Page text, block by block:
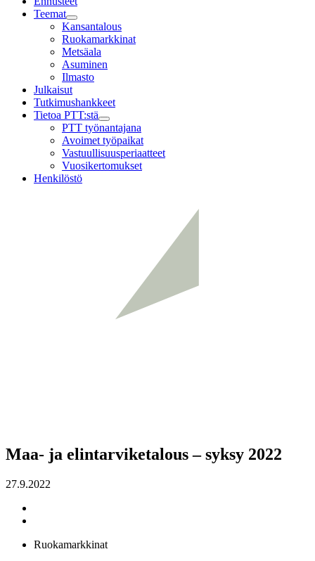
Teemat
Child
menu
Kansantalous
Ruokamarkkinat
Metsäala
Asuminen
Ilmasto
Julkaisut
Tutkimushankkeet
Tietoa PTT:stä
Child
menu
PTT työnantajana
Avoimet työpaikat
Vastuullisuusperiaatteet
Vuosikertomukset
Henkilöstö
Maa- ja elintarviketalous – syksy 2022
27.9.2022
Ruokamarkkinat